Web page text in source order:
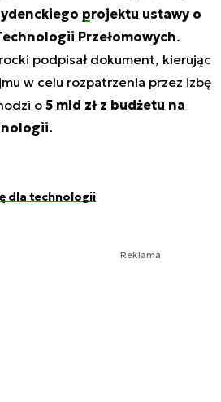
projektu ustawy o
Przełomowych.
podpisał dokument, kierując
w celu rozpatrzenia przez izbę
o 5 mld zł z budżetu na
dla technologii
Reklama